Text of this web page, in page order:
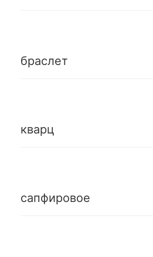
браслет
кварц
сапфировое